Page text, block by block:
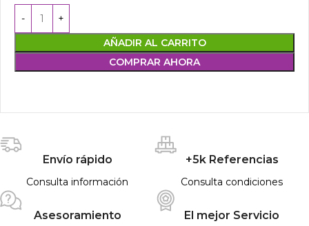
AÑADIR AL CARRITO
COMPRAR AHORA
Envío rápido
Consulta información
+5k Referencias
Consulta condiciones
Asesoramiento El mejor Servicio